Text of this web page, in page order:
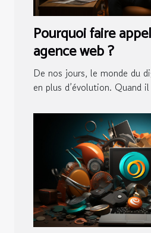
Pourquoi faire
agence web ?
De nos jours, le monde du
en plus d’évolution. Quand il